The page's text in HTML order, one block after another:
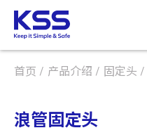
首页 产品介绍 固定头
浪管固定头